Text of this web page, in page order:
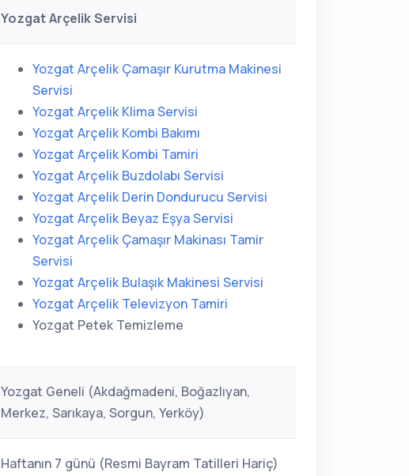
Yozgat Arçelik Servisi
Yozgat Arçelik Çamaşır Kurutma Makinesi
Servisi
Yozgat Arçelik Klima Servisi
Yozgat Arçelik Kombi Bakımı
Yozgat Arçelik Kombi Tamiri
Yozgat Arçelik Buzdolabı Servisi
Yozgat Arçelik Derin Dondurucu Servisi
Yozgat Arçelik Beyaz Eşya Servisi
Yozgat Arçelik Çamaşır Makinası Tamir
Servisi
Yozgat Arçelik Bulaşık Makinesi Servisi
Yozgat Arçelik Televizyon Tamiri
Yozgat Petek Temizleme
Yozgat Geneli (Akdağmadeni, Boğazlıyan,
Merkez, Sarıkaya, Sorgun, Yerköy)
Haftanın 7 günü (Resmi Bayram Tatilleri Hariç)